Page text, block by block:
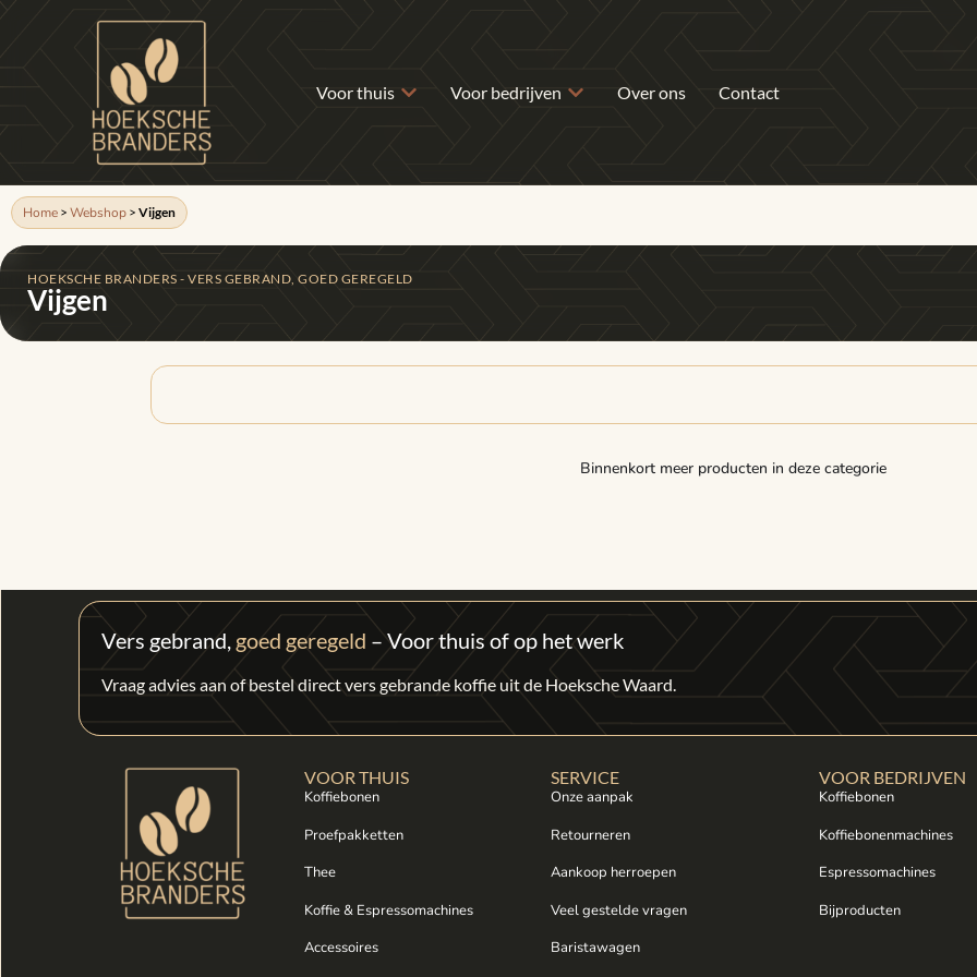
Voor thuis Voor bedrijven Over ons Contact
Home > Webshop > Vijgen
HOEKSCHE BRANDERS - VERS GEBRAND, GOED GEREGELD
Vijgen
Binnenkort meer producten in deze categorie
Vers gebrand, goed geregeld – Voor thuis of op het werk
Vraag advies aan of bestel direct vers gebrande koffie uit de Hoeksche Waard.
VOOR THUIS
Koffiebonen
Proefpakketten
Thee
Koffie & Espressomachines
Accessoires
SERVICE
Onze aanpak
Retourneren
Aankoop herroepen
Veel gestelde vragen
Baristawagen
VOOR BEDRIJVEN
Koffiebonen
Koffiebonenmachines
Espressomachines
Bijproducten